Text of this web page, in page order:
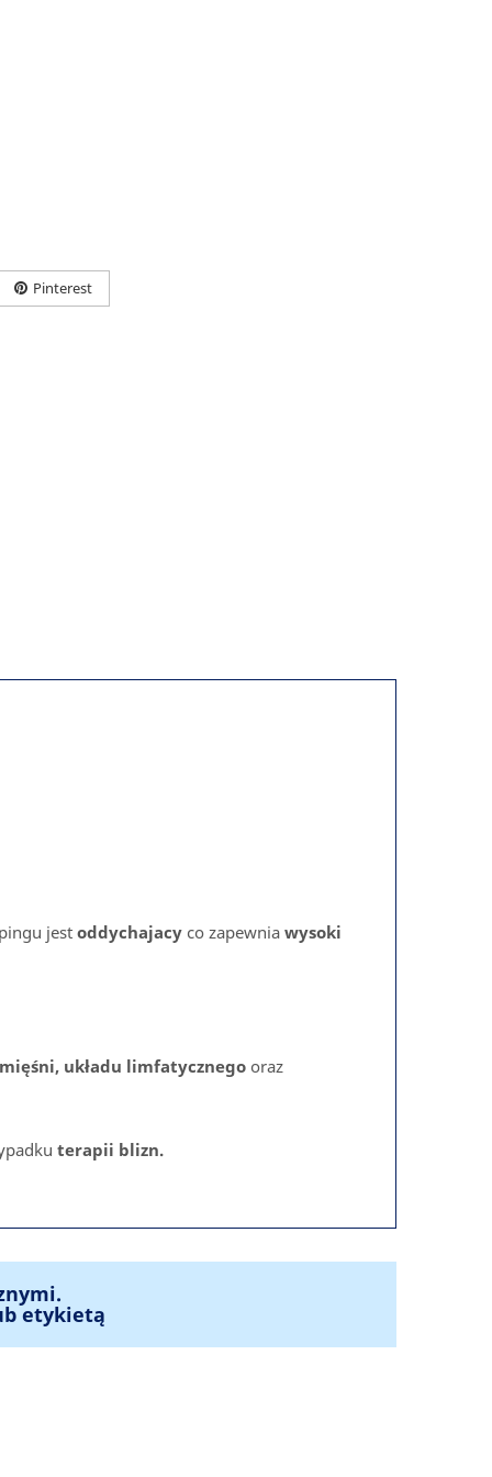
Pinterest
jest oddychajacy co zapewniawysoki
układu limfatycznego oraz
terapii blizn.
etykietą